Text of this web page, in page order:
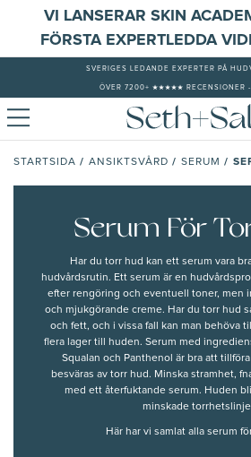
VI LANSERAR SKIN
FÖRSTA EXPERTLEDDA
SVERIGES LEDANDE EXPERTER PÅ
ÖVER 7200+ ★★★★★ RECENSIONER -
STARTSIDA / ANSIKTSVÅRD / SERUM /
Serum För
Har du torr hud kan ett serum vara
hudvårdsrutin. Ett serum är en
efter rengöring och eventuell toner, men
och mjukgörande creme. Har du torr hud
och fett, och i vissa fall kan man behöva
flera lager till huden. Serum med
Squalan och Panthenol är bra att
besväras av torr hud. Minska stramhet,
med ett återfuktande serum. Huden
minskade
Här har vi samlat alla serum